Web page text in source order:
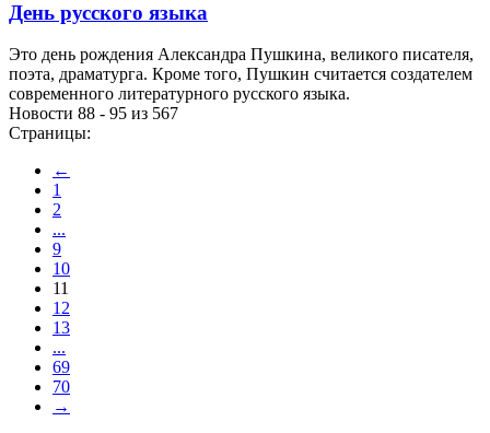
День русского языка
Это день рождения Александра Пушкина, великого писателя,
поэта, драматурга. Кроме того, Пушкин считается создателем
современного литературного русского языка.
Новости 88 - 95 из 567
Страницы:
←
1
2
...
9
10
11
12
13
...
69
70
→